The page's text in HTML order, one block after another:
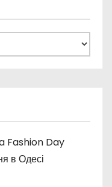
Fashion Day
в Одесі